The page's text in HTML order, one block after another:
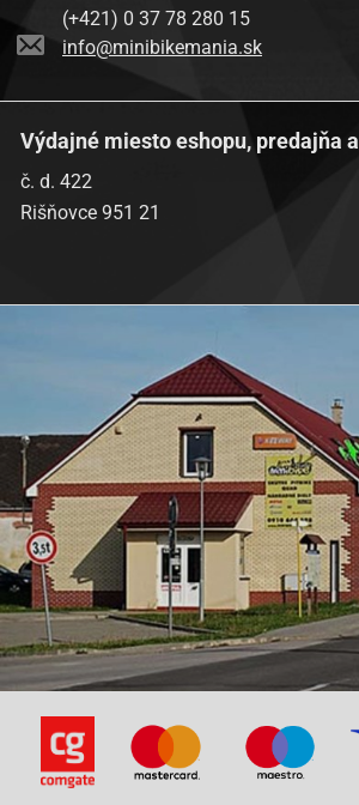
(+421) 0 37 78 280 15
info@minibikemania.sk
Výdajné miesto eshopu, predajňa
č. d. 422
Rišňovce 951 21